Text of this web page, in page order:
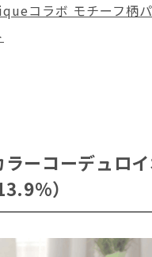
コラボ モチーフ柄パ
ラーコーデュロ
）